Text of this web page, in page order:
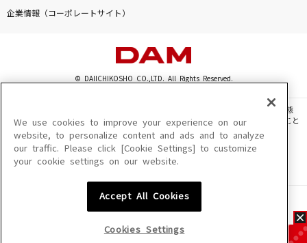
企業情報（コーポレートサイト）
© DAIICHIKOSHO CO.,LTD. All Rights Reserved.
このサイトに掲載されている一切の文章・画像・写真・動画・音声等を、手段や形態
を問わず、著作権法の定める範囲を超えて無断で複製、転載、ファイル化などすること
を禁じます。
楽曲及びコンテンツは、機種によりご利用いただけない場合があります。
楽曲及びコンテンツの配信日、配信内容が変更になる場合があります。
We use cookies to improve your experience on our
website, to personalize content and ads and to analyze
our traffic. Please click [Cookie Settings] to customize
your cookie settings on our website.
Accept All Cookies
Cookies Settings